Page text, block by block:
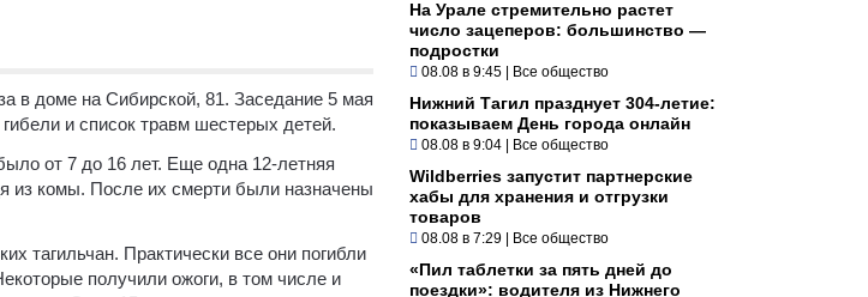
в доме на Сибирской, 81. Заседание 5 мая
и список травм шестерых детей.
от 7 до 16 лет. Еще одна 12-летняя
из комы. После их смерти были назначены
тагильчан. Практически все они погибли
получили ожоги, в том числе и
На Урале стремительно растет
число зацеперов: большинство —
подростки
08.08 в 9:45 | Все общество
Нижний Тагил празднует 304-летие:
показываем День города онлайн
08.08 в 9:04 | Все общество
Wildberries запустит партнерские
хабы для хранения и отгрузки
товаров
08.08 в 7:29 | Все общество
«Пил таблетки за пять дней до
поездки»: водителя из Нижнего